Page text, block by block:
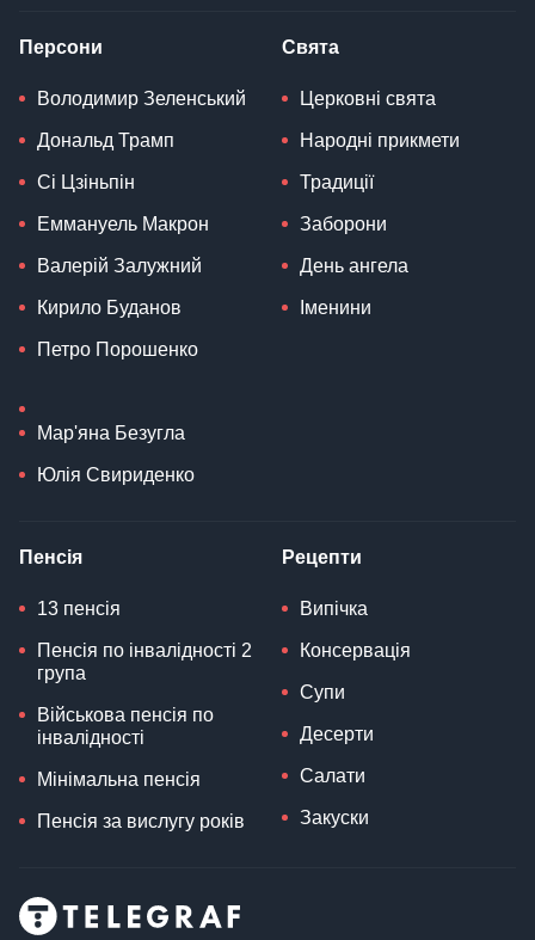
Персони
Володимир Зеленський
Дональд Трамп
Сі Цзіньпін
Еммануель Макрон
Валерій Залужний
Кирило Буданов
Петро Порошенко
Мар'яна Безугла
Юлія Свириденко
Свята
Церковні свята
Народні прикмети
Традиції
Заборони
День ангела
Іменини
Пенсія
13 пенсія
Пенсія по інвалідності 2
група
Військова пенсія по
інвалідності
Мінімальна пенсія
Пенсія за вислугу років
Рецепти
Випічка
Консервація
Супи
Десерти
Салати
Закуски